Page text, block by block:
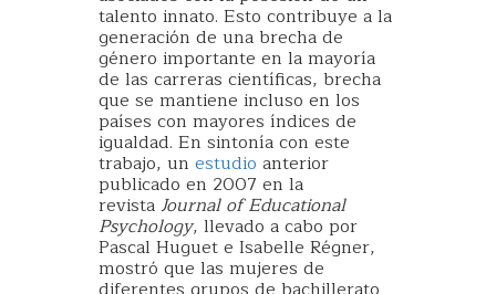
talento innato. Esto contribuye a la
generación de una brecha de
género importante en la mayoría
de las carreras científicas, brecha
que se mantiene incluso en los
países con mayores índices de
igualdad. En sintonía con este
trabajo, un estudio anterior
publicado en 2007 en la
revistaJournal of Educational
Psychology, llevado a cabo por
Pascal Huguet e Isabelle Régner,
mostró que las mujeres de